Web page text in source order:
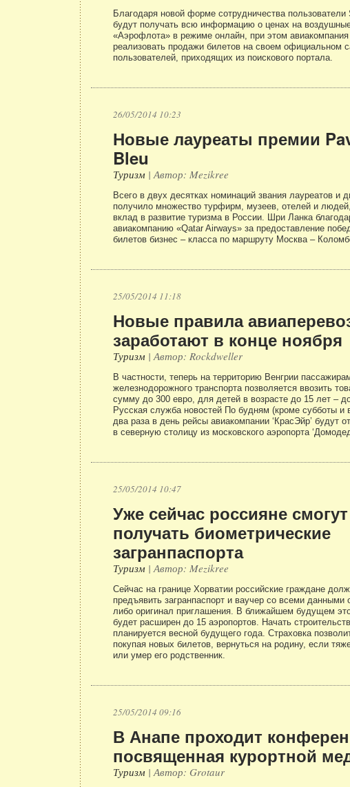
Благодаря новой форме сотрудничества пользователи
будут получать всю информацию о ценах на
«Аэрофлота» в режиме онлайн, при этом
реализовать продажи билетов на своем официальном
пользователей, приходящих из поискового портала.
26/05/2014 10:23
Новые лауреаты премии
Bleu
Туризм | Автор: Mezikree
Всего в двух десятках номинаций звания лауреатов и
получило множество турфирм, музеев, отелей и
вклад в развитие туризма в России. Шри Ланка
авиакомпанию «Qatar Airways» за предоставление
билетов бизнес – класса по маршруту Москва –
25/05/2014 11:18
Новые правила
заработают в конце ноября
Туризм | Автор: Rockdweller
В частности, теперь на территорию Венгрии
железнодорожного транспорта позволяется ввозить
сумму до 300 евро, для детей в возрасте до 15 лет –
Русская служба новостей По будням (кроме субботы и
два раза в день рейсы авиакомпании ‘КрасЭйр’ будут
в северную столицу из московского аэропорта
25/05/2014 10:47
Уже сейчас россияне смогут
получать биометрические
загранпаспорта
Туризм | Автор: Mezikree
Сейчас на границе Хорватии российские граждане
предъявить загранпаспорт и ваучер со всеми данными
либо оригинал приглашения. В ближайшем будущем
будет расширен до 15 аэропортов. Начать
планируется весной будущего года. Страховка
покупая новых билетов, вернуться на родину, если
или умер его родственник.
25/05/2014 09:16
В Анапе проходит
посвященная курортной
Туризм | Автор: Grotaur